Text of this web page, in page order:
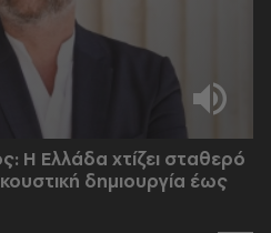
Η Ελλάδα χτίζει σταθερό
δημιουργία έως